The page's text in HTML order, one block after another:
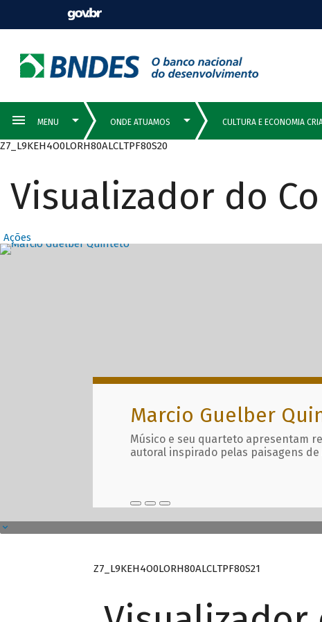
Z7_L9KEH4O0LORH80ALCLTPF80S20
Visualizador do
Ações
Destaques
Marcio Guelber
Músico e seu quarteto apresentam
autoral inspirado pelas paisagens de
Z7_L9KEH4O0LORH80ALCLTPF80S21